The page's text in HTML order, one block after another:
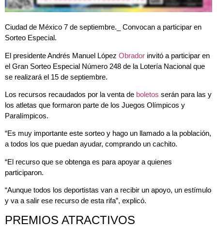
Ciudad de México 7 de septiembre._ Convocan a participar en
Sorteo Especial.
El presidente Andrés Manuel López Obrador invitó a participar en
el Gran Sorteo Especial Número 248 de la Lotería Nacional que
se realizará el 15 de septiembre.
Los recursos recaudados por la venta de boletos serán para las y
los atletas que formaron parte de los Juegos Olímpicos y
Paralímpicos.
“Es muy importante este sorteo y hago un llamado a la población,
a todos los que puedan ayudar, comprando un cachito.
“El recurso que se obtenga es para apoyar a quienes
participaron.
“Aunque todos los deportistas van a recibir un apoyo, un estímulo
y va a salir ese recurso de esta rifa”, explicó.
PREMIOS ATRACTIVOS